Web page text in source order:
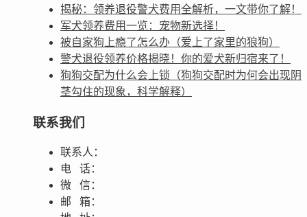
揭秘：领养退役警犬费用全解析，一文带你了解！
军犬领养费用一览：宠物新选择！
被自家狗上瘾了怎么办（爱上了家里的狼狗）
警犬退役领养价格揭晓！你的爱犬新归宿来了！
狗狗交配为什么会上锁（狗狗交配时为何会出现阴
茎勾住的现象，科学解释）
联系我们
联系人：
电 话：
微 信：
邮 箱：